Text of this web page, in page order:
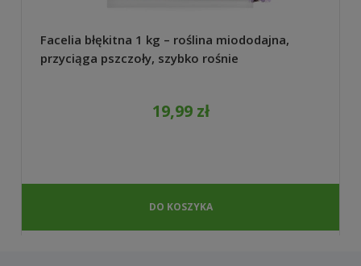
Facelia błękitna 1 kg – roślina miododajna,
przyciąga pszczoły, szybko rośnie
19,99 zł
DO KOSZYKA